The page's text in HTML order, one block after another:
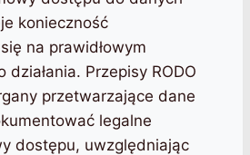
konieczność
na prawidłowym
Przepisy RODO
przetwarzające dane
legalne
dostępu, uwzględniając